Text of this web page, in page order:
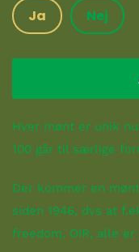
Ja Nej
Hver mønt er unik
100 går til særlige
Der kommer en
siden 1946, dvs at
freedom, OIR, alle